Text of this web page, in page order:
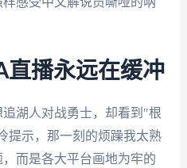
直播永远在缓冲
湖人对战勇士，却看到"根
提示，那一刻的烦躁我太熟
而是各大平台画地为牢的